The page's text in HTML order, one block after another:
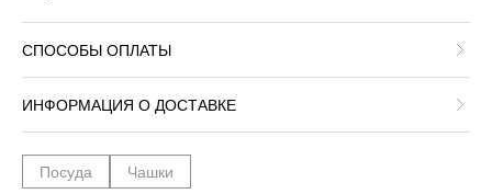
СПОСОБЫ ОПЛАТЫ
ИНФОРМАЦИЯ О ДОСТАВКЕ
Посуда Чашки